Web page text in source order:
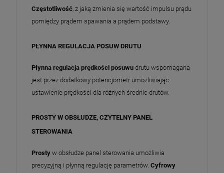
Częstotliwość, z jaką zmienia się wartość impulsu prądu
pomiędzy prądem spawania a prądem podstawy.
PŁYNNA REGULACJA POSUW DRUTU
Płynna regulacja prędkości posuwu drutu wspomagana
jest przez dodatkowy potencjometr umożliwiając
ustawienie prędkości dla różnych średnic drutów.
PROSTY W OBSŁUDZE, CZYTELNY PANEL
STEROWANIA
Prosty w obsłudze panel sterowania umożliwia
precyzyjną i płynną regulację parametrów. Cyfrowy